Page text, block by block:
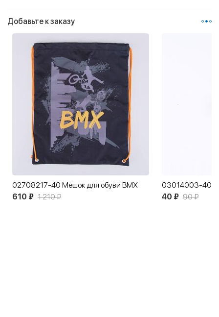
Добавьте к заказу
02708217-40 Мешок для обуви BMX
610 ₽ 1 210 ₽ 40 ₽ 90 ₽